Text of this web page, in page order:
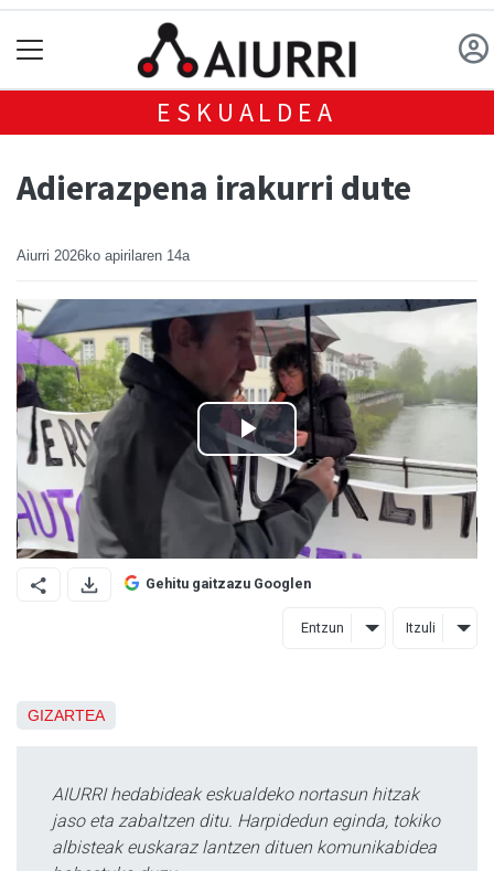
ESKUALDEA
Adierazpena irakurri dute
Aiurri 2026ko apirilaren 14a
Gehitu gaitzazu Googlen
Entzun Itzuli
GIZARTEA
AIURRI hedabideak eskualdeko nortasun hitzak
jaso eta zabaltzen ditu. Harpidedun eginda, tokiko
albisteak euskaraz lantzen dituen komunikabidea